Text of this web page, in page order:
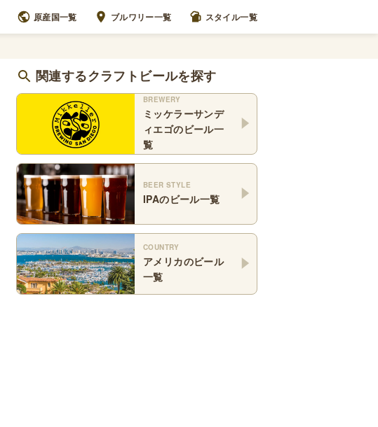
原産国一覧 ブルワリー一覧 スタイル一覧
関連するクラフトビールを探す
BREWERY
ミッケラーサンデ
ィエゴのビール一
覧
BEER STYLE
IPAのビール一覧
COUNTRY
アメリカのビール
一覧